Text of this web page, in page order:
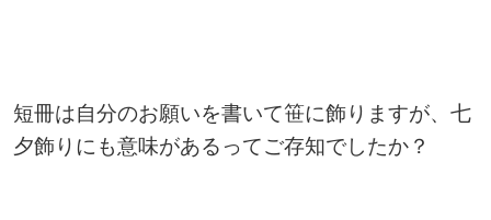
短冊は自分のお願いを書いて笹に飾りますが、七
夕飾りにも意味があるってご存知でしたか？